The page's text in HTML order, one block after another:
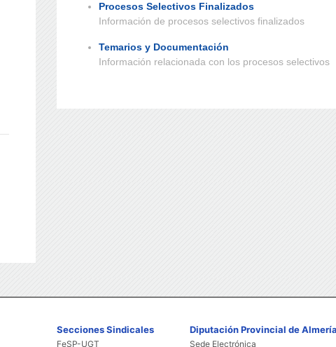
Procesos Selectivos Finalizados
Información de procesos selectivos finalizados
Temarios y Documentación
Información relacionada con los procesos selectivos
Secciones Sindicales
FeSP-UGT
Diputación Provincial de
Sede Electrónica